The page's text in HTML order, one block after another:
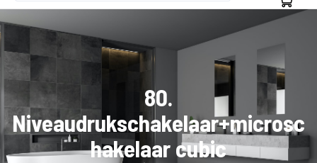
80.
Niveaudrukschakelaar+microsc
hakelaar cubic